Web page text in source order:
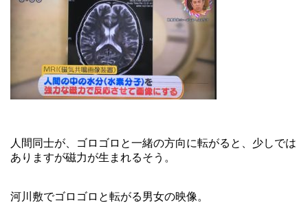
人間同士が、ゴロゴロと一緒の方向に転がると、少しでは
ありますが磁力が生まれるそう。
河川敷でゴロゴロと転がる男女の映像。